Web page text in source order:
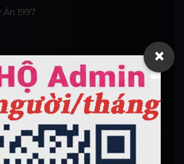
1997
1999
Kỳ 1999
Thời Gian 1999 (trọn bộ)
Gian 1999
×